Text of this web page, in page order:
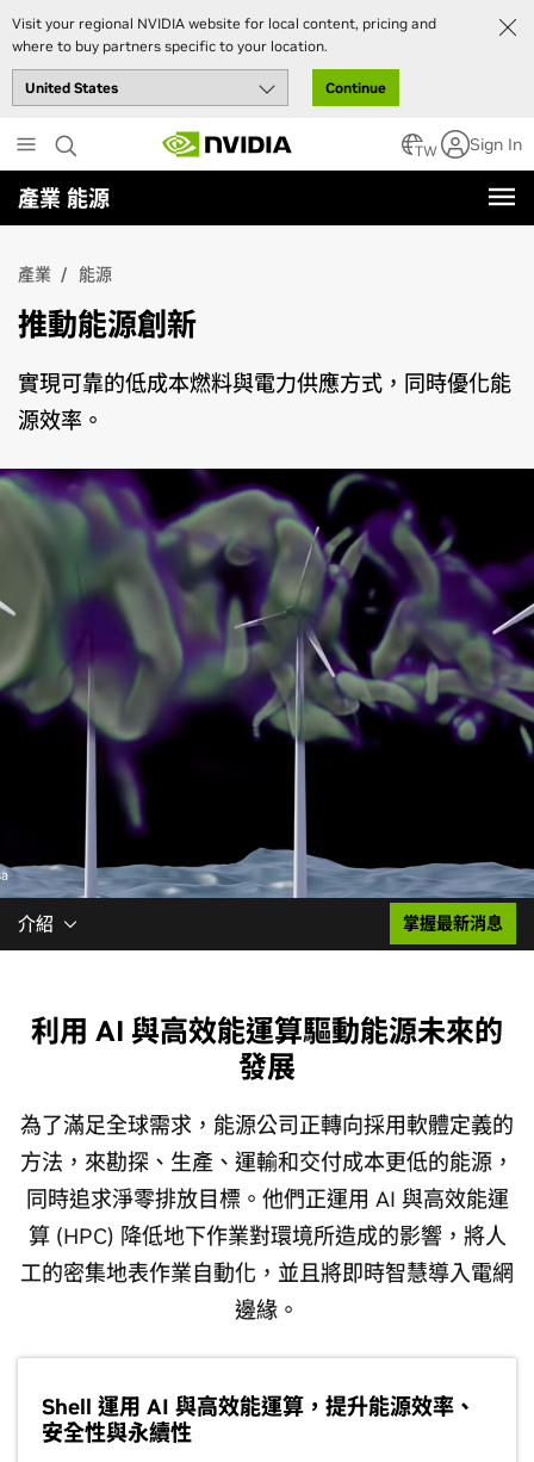
Visit your regional NVIDIA website for local content, pricing and
where to buy partners specific to your location.
Continue
to
main
content
TW Sign In
產業 能源
產業 能源
推動能源創新
實現可靠的低成本燃料與電力供應方式，同時優化能
源效率。
介紹 掌握最新消息
利用 AI 與高效能運算驅動能源未來的
發展
為了滿足全球需求，能源公司正轉向採用軟體定義的
方法，來勘探、生產、運輸和交付成本更低的能源，
同時追求淨零排放目標。他們正運用 AI 與高效能運
算 (HPC) 降低地下作業對環境所造成的影響，將人
工的密集地表作業自動化，並且將即時智慧導入電網
邊緣。
Shell 運用 AI 與高效能運算，提升能源效率、
安全性與永續性